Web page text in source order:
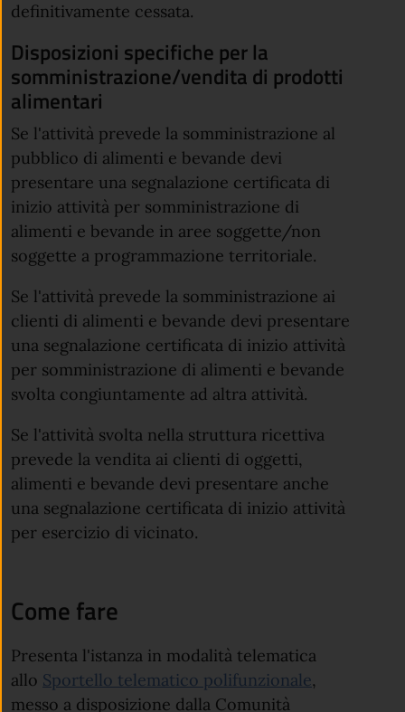
definitivamente cessata.
Disposizioni specifiche per la
somministrazione/vendita di prodotti
alimentari
Se l'attività prevede la somministrazione al
pubblico di alimenti e bevande devi
presentare una segnalazione certificata di
inizio attività per somministrazione di
alimenti e bevande in aree soggette/non
soggette a programmazione territoriale.
Se l'attività prevede la somministrazione ai
clienti di alimenti e bevande devi presentare
una segnalazione certificata di inizio attività
per somministrazione di alimenti e bevande
svolta congiuntamente ad altra attività.
Se l'attività svolta nella struttura ricettiva
prevede la vendita ai clienti di oggetti,
alimenti e bevande devi presentare anche
una segnalazione certificata di inizio attività
per esercizio di vicinato.
Come fare
Presenta l'istanza in modalità telematica
allo Sportello telematico polifunzionale,
messo a disposizione dalla Comunità